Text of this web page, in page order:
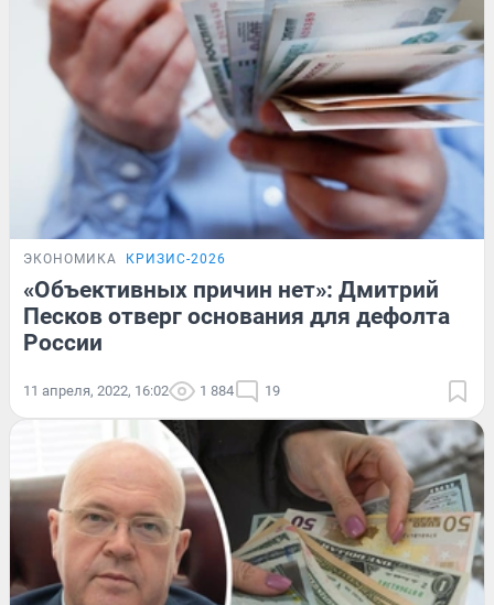
ЭКОНОМИКА КРИЗИС-2026
«Объективных причин нет»: Дмитрий
Песков отверг основания для дефолта
России
11 апреля, 2022, 16:02 1 884 19